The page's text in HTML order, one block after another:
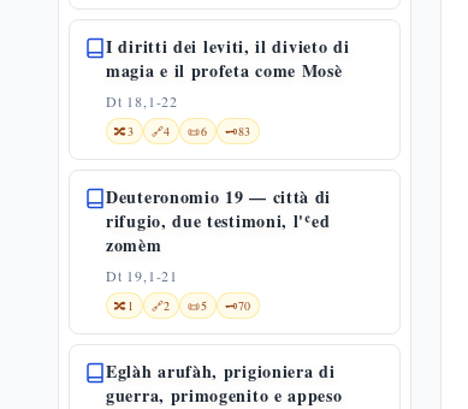
I diritti dei leviti, il divieto di
magia e il profeta come Mosè
Dt 18,1-22
🔀3 🔗4 📜6 🗝️83
Deuteronomio 19 — città di
rifugio, due testimoni, l'ʿed
zomèm
Dt 19,1-21
🔀1 🔗2 📜5 🗝️70
Eglàh arufàh, prigioniera di
guerra, primogenito e appeso